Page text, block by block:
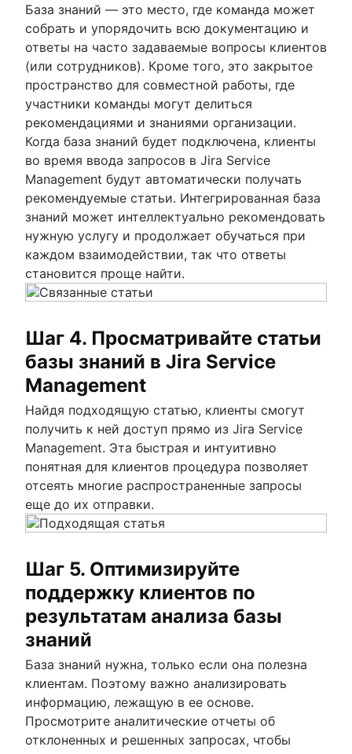
База знаний — это место, где команда может
собрать и упорядочить всю документацию и
ответы на часто задаваемые вопросы клиентов
(или сотрудников). Кроме того, это закрытое
пространство для совместной работы, где
участники команды могут делиться
рекомендациями и знаниями организации.
Когда база знаний будет подключена, клиенты
во время ввода запросов в Jira Service
Management будут автоматически получать
рекомендуемые статьи. Интегрированная база
знаний может интеллектуально рекомендовать
нужную услугу и продолжает обучаться при
каждом взаимодействии, так что ответы
становится проще найти.
Шаг 4. Просматривайте статьи
базы знаний в Jira Service
Management
Найдя подходящую статью, клиенты смогут
получить к ней доступ прямо из Jira Service
Management. Эта быстрая и интуитивно
понятная для клиентов процедура позволяет
отсеять многие распространенные запросы
еще до их отправки.
Шаг 5. Оптимизируйте
поддержку клиентов по
результатам анализа базы
знаний
База знаний нужна, только если она полезна
клиентам. Поэтому важно анализировать
информацию, лежащую в ее основе.
Просмотрите аналитические отчеты об
отклоненных и решенных запросах, чтобы